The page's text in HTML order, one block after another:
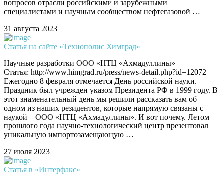
вопросов отрасли российскими и зарубежными
специалистами и научным сообществом нефтегазовой …
31 августа 2023
Статья на сайте «Технополис Химград»
Научные разработки ООО «НТЦ «Ахмадуллины»
Статья: http://www.himgrad.ru/press/news-detail.php?id=12072
Ежегодно 8 февраля отмечается День российской науки.
Праздник был учрежден указом Президента РФ в 1999 году. В
этот знаменательный день мы решили рассказать вам об
одном из наших резидентов, которые напрямую связаны с
наукой – ООО «НТЦ «Ахмадуллины». И вот почему. Летом
прошлого года научно-технологический центр презентовал
уникальную импортозамещающую …
27 июля 2023
Статья в «Интерфакс»